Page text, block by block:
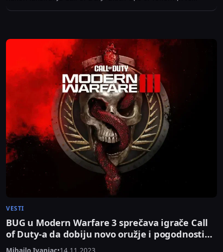
sezone, vlasnici igre i pretplatnici Game Pass-a...
VESTI
BUG u Modern Warfare 3 sprečava igrače Call
of Duty-a da dobiju novo oružje i pogodnosti…